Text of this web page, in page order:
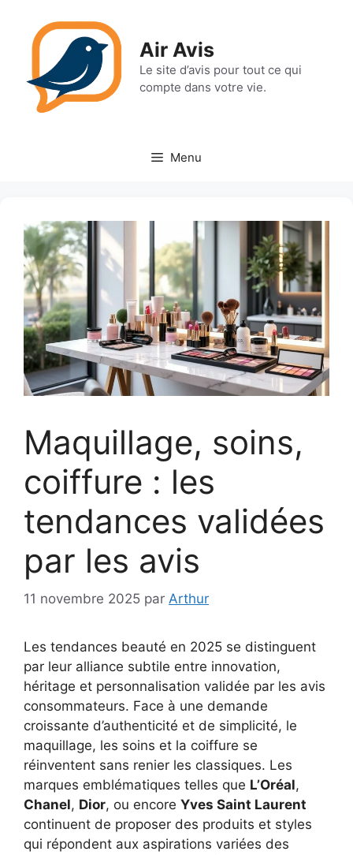
contenu
Air Avis
Le site d’avis pour tout ce qui
compte dans votre vie.
Menu
Maquillage, soins,
coiffure : les
tendances validées
par les avis
11 novembre 2025 par Arthur
Les tendances beauté en 2025 se distinguent
par leur alliance subtile entre innovation,
héritage et personnalisation validée par les avis
consommateurs. Face à une demande
croissante d’authenticité et de simplicité, le
maquillage, les soins et la coiffure se
réinventent sans renier les classiques. Les
marques emblématiques telles que L’Oréal,
Chanel, Dior, ou encore Yves Saint Laurent
continuent de proposer des produits et styles
qui répondent aux aspirations variées des